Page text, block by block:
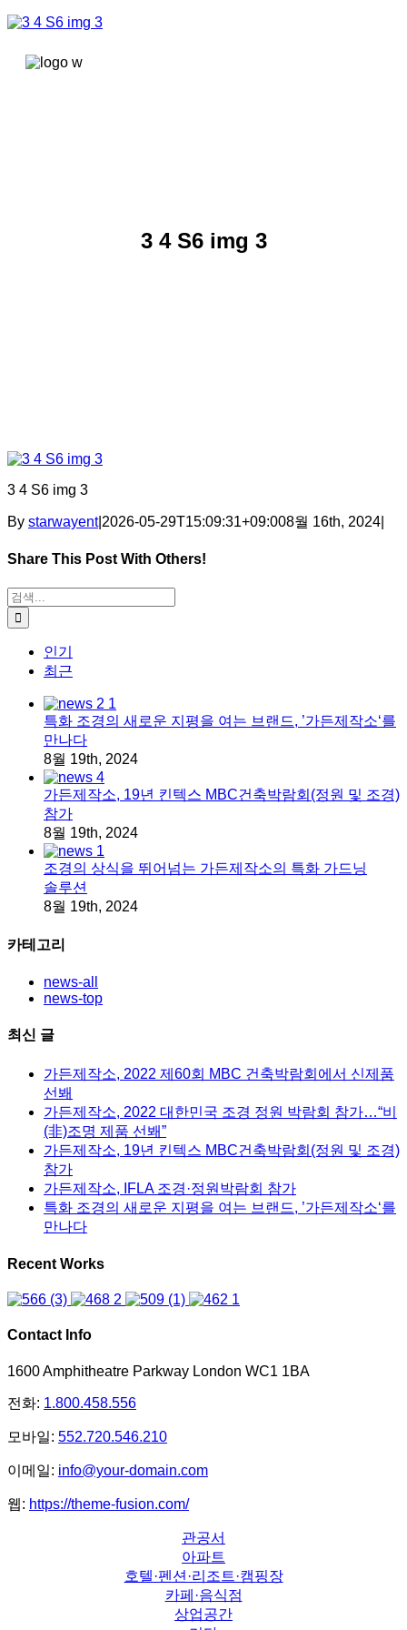
콘텐츠로
3 4 S6 img 3
3 4 S6 img 3
By starwayent| 2026-05-29T15:09:31+09:008월 16th, 2024
Share This Post With Others!
Facebook
X
Tumblr
Pinterest
이메일
검색:
인기
최근
특화 조경의 새로운 지평을 여는 브랜드, ’가든제작소‘를
만나다
8월 19th, 2024
가든제작소, 19년 킨텍스 MBC건축박람회(정원 및 조경)
참가
8월 19th, 2024
조경의 상식을 뛰어넘는 가든제작소의 특화 가드닝
솔루션
8월 19th, 2024
카테고리
news-all
news-top
최신 글
가든제작소, 2022 제60회 MBC 건축박람회에서 신제품
선봬
가든제작소, 2022 대한민국 조경 정원 박람회 참가…“비
(非)조명 제품 선봬”
가든제작소, 19년 킨텍스 MBC건축박람회(정원 및 조경)
참가
가든제작소, IFLA 조경·정원박람회 참가
특화 조경의 새로운 지평을 여는 브랜드, ’가든제작소‘를
만나다
Recent Works
Contact Info
1600 Amphitheatre Parkway London WC1 1BA
전화: 1.800.458.556
모바일: 552.720.546.210
이메일: info@your-domain.com
웹: https://theme-fusion.com/
관공서
아파트
호텔·펜션·리조트·캠핑장
카페·음식점
상업공간